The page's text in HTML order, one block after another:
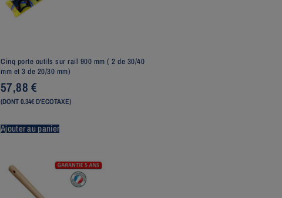
Cinq porte outils sur rail 900 mm ( 2 de 30/40
mm et 3 de 20/30 mm)
57,88€
(DONT 0.34€ D'ECOTAXE)
Ajouter au panier